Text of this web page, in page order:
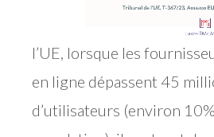
l’UE, lorsque les
en ligne dépassent 45
d’utilisateurs (environ